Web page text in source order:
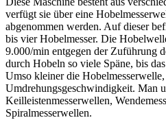
verfügt sie über eine
abgenommen werden. Auf dieser
bis vier Hobelmesser. Die
9.000/min entgegen der Zuführung
durch Hobeln so viele Späne, bis
Umso kleiner die
Umdrehungsgeschwindigkeit. Man
Keilleistenmesserwellen,
Spiralmesserwellen.